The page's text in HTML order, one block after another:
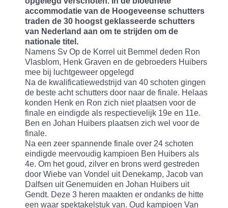
accommodatie van de Hoogeveense schutters
traden de 30 hoogst geklasseerde schutters
van Nederland aan om te strijden om de
nationale titel.
Namens Sv Op de Korrel uit Bemmel deden Ron
Vlasblom, Henk Graven en de gebroeders Huibers
mee bij luchtgeweer opgelegd
Na de kwalificatiewedstrijd van 40 schoten gingen
de beste acht schutters door naar de finale. Helaas
konden Henk en Ron zich niet plaatsen voor de
finale en eindigde als respectievelijk 19e en 11e.
Ben en Johan Huibers plaatsen zich wel voor de
finale.
Na een zeer spannende finale over 24 schoten
eindigde meervoudig kampioen Ben Huibers als
4e. Om het goud, zilver en brons werd gestreden
door Wiebe van Vondel uit Denekamp, Jacob van
Dalfsen uit Genemuiden en Johan Huibers uit
Gendt. Deze 3 heren maakten er ondanks de hitte
een waar spektakelstuk van. Oud kampioen Van